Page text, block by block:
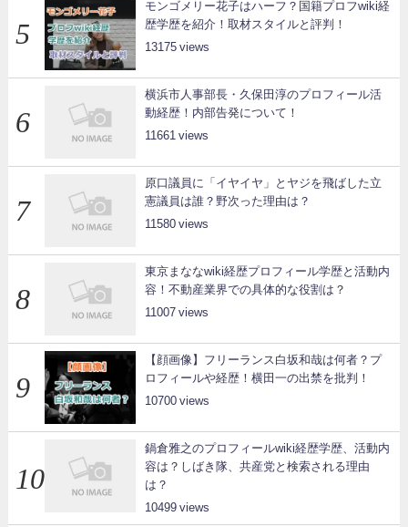
モンゴメリー花子はハーフ？国籍プロフwiki経
歴学歴を紹介！取材スタイルと評判！
13175
横浜市人事部長・久保田淳のプロフィール活
動経歴！内部告発について！
11661
原口議員に「イヤイヤ」とヤジを飛ばした立
憲議員は誰？野次った理由は？
11580
東京まななwiki経歴プロフィール学歴と活動内
容！不動産業界での具体的な役割は？
11007
【顔画像】フリーランス白坂和哉は何者？プ
ロフィールや経歴！横田一の出禁を批判！
10700
鍋倉雅之のプロフィールwiki経歴学歴、活動内
容は？しばき隊、共産党と検索される理由
は？
10499